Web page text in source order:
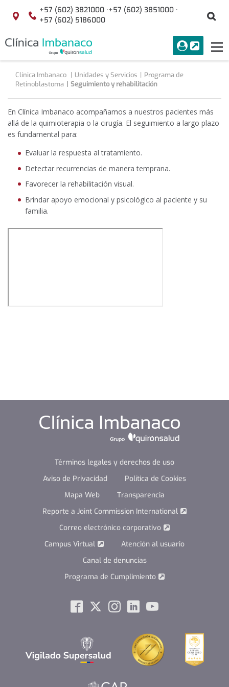
Saltar al contenido
Localización
+57 (602) 3821000 ·+57 (602) 3851000 ·
+57 (602) 5186000
menuAcceso
Buscar
Clínica Imbanaco Unidades y Servicios
Programa de
Retinoblastoma
Seguimiento y rehabilitación
En Clínica Imbanaco acompañamos a nuestros pacientes más
allá de la quimioterapia o la cirugía. El seguimiento a largo plazo
es fundamental para:
Evaluar la respuesta al tratamiento.
Detectar recurrencias de manera temprana.
Favorecer la rehabilitación visual.
Brindar apoyo emocional y psicológico al paciente y su
familia.
Términos legales y derechos de uso
Aviso de Privacidad
Política de Cookies
Mapa Web
Transparencia
Reporte a Joint Commission International
Correo electrónico corporativo
Campus Virtual
Atención al usuario
Canal de denuncias
Programa de Cumplimiento